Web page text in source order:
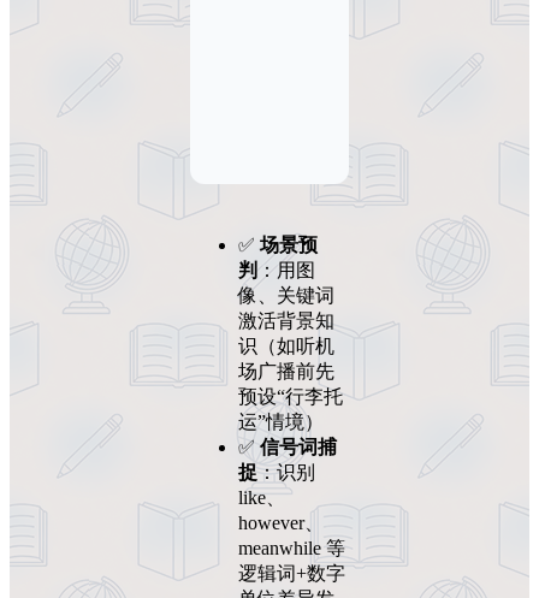
✅场景预
判 ：用图
像、关键词
激活背景知
识（如听机
场广播前先
预设“行李托
运”情境）
✅ 信号词捕
捉：识别
like、
however、
meanwhile 等
逻辑词+数字